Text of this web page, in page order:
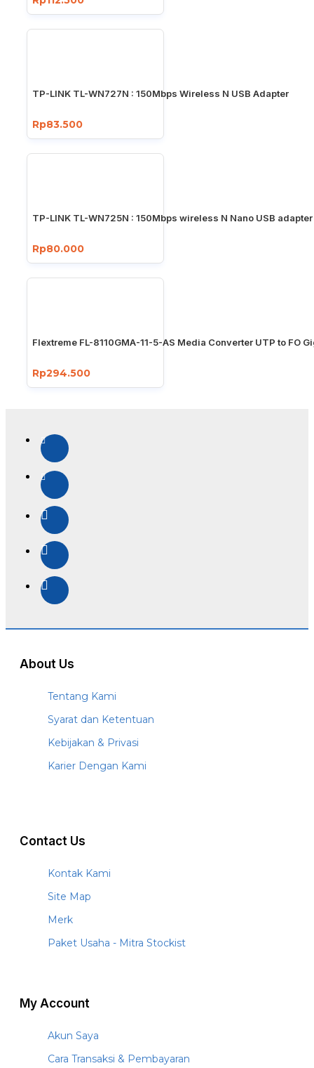
TP-LINK TL-WN727N : 150Mbps Wireless N USB Adapter
Rp83.500
TP-LINK TL-WN725N : 150Mbps wireless N Nano USB adapter
Rp80.000
Flextreme FL-8110GMA-11-5-AS Media Converter UTP to FO
Rp294.500
About Us
Tentang Kami
Syarat dan Ketentuan
Kebijakan & Privasi
Karier Dengan Kami
Contact Us
Kontak Kami
Site Map
Merk
Paket Usaha - Mitra Stockist
My Account
Akun Saya
Cara Transaksi & Pembayaran